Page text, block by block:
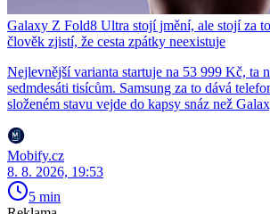
Galaxy Z Fold8 Ultra stojí jmění, ale stojí za
člověk zjistí, že cesta zpátky neexistuje
Nejlevnější varianta startuje na 53 999 Kč, ta
sedmdesáti tisícům. Samsung za to dává
složeném stavu vejde do kapsy snáz než
Mobify.cz
8. 8. 2026, 19:53
5 min